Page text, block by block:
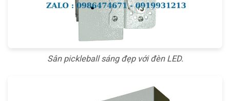
Sân pickleball sáng đẹp với đèn LED.